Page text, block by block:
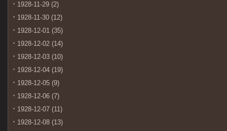
1928-11-29 (2)
1928-11-30 (12)
1928-12-01 (35)
1928-12-02 (14)
1928-12-03 (10)
1928-12-04 (19)
1928-12-05 (9)
1928-12-06 (7)
1928-12-07 (11)
1928-12-08 (13)